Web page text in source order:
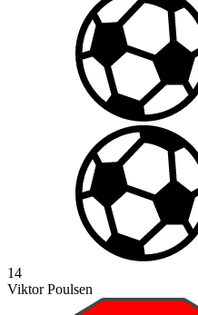
14
Viktor Poulsen